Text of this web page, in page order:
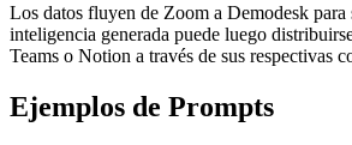
Los datos fluyen de Zoom a Demodesk para
inteligencia generada puede luego
Teams o Notion a través de sus respectivas
Ejemplos de Prompts